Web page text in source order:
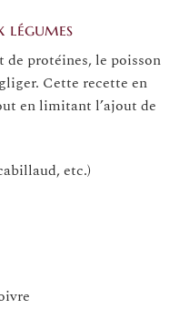
légumes
de protéines, le poisson
Cette recette en
en limitant l’ajout de
etc.)